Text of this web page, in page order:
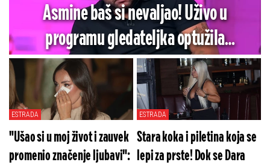
Asmine baš si nevaljao! Uživo u
programu gledateljka optužila
bauštelca da joj je slao gole slike
ESTRADA
"Ušao si u moj život i zauvek
promenio značenje ljubavi":
ESTRADA
Stara koka i piletina koja se
lepi za prste! Dok se Dara